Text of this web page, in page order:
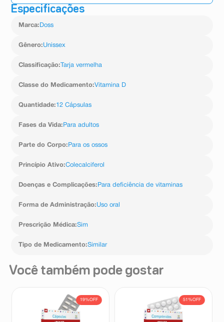
Especificações
Marca: Doss
Gênero:Unissex
Classificação: Tarja vermelha
Classe do Medicamento:Vitamina D
Quantidade:12 Cápsulas
Fases da Vida: Para adultos
Parte do Corpo: Para os ossos
Princípio Ativo:Colecalciferol
Doenças e Complicações: Para deficiência de vitaminas
Forma de Administração:Uso oral
Prescrição Médica:Sim
Tipo de Medicamento:Similar
Você também pode gostar
19%OFF 51%OFF